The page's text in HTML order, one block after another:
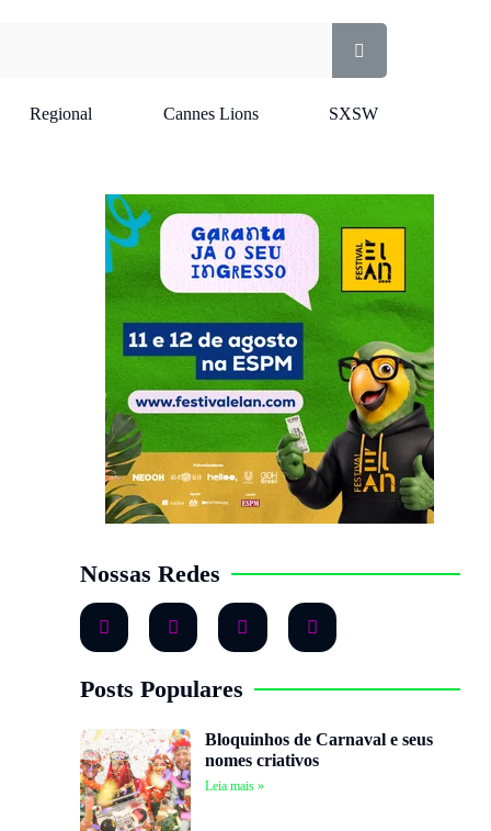
Regional Cannes Lions SXSW
Nossas Redes
Posts Populares
Bloquinhos de Carnaval e seus
nomes criativos
Leia mais »